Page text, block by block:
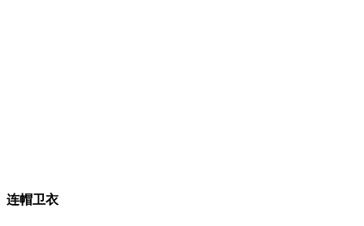
连帽卫衣